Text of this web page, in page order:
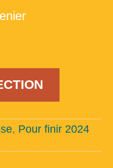
, Pour finir 2024